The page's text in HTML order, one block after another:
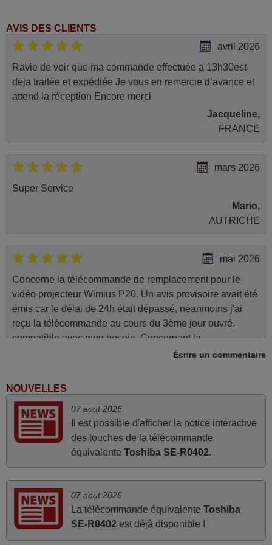
AVIS DES CLIENTS
avril 2026
Ravie de voir que ma commande effectuée a 13h30est
deja traitée et expédiée Je vous en remercie d’avance et
attend la réception Encore merci
Jacqueline,
FRANCE
mars 2026
Super Service
Mario,
AUTRICHE
mai 2026
Concerne la télécommande de remplacement pour le
vidéo projecteur Wimius P20. Un avis provisoire avait été
émis car le délai de 24h était dépassé, néanmoins j'ai
reçu la télécommande au cours du 3ème jour ouvré,
compatible avec mon besoin. Concernant la
fonctionnalité de la télécommande, le produit tient sa
directement utilisable moyennant l'insertion des 2 piles
fournies.
JEAN,
mars 2026
Tout bien.
Écrire un commentaire
NOUVELLES
07 aout 2026
Il est possible d'afficher la notice interactive
des touches de la télécommande
équivalente Toshiba SE-R0402.
07 aout 2026
La télécommande équivalente Toshiba
SE-R0402 est déjà disponible !